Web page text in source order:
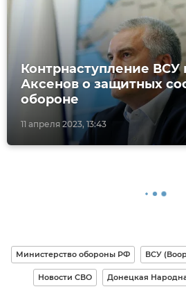
11 апреля 2023, 13:43
Контрнаступление ВСУ
Аксенов о защитных
обороне
Министерство обороны РФ ВСУ
Новости СВО Донецкая